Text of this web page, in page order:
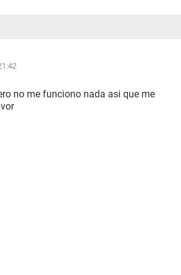
no me funciono nada asi que me